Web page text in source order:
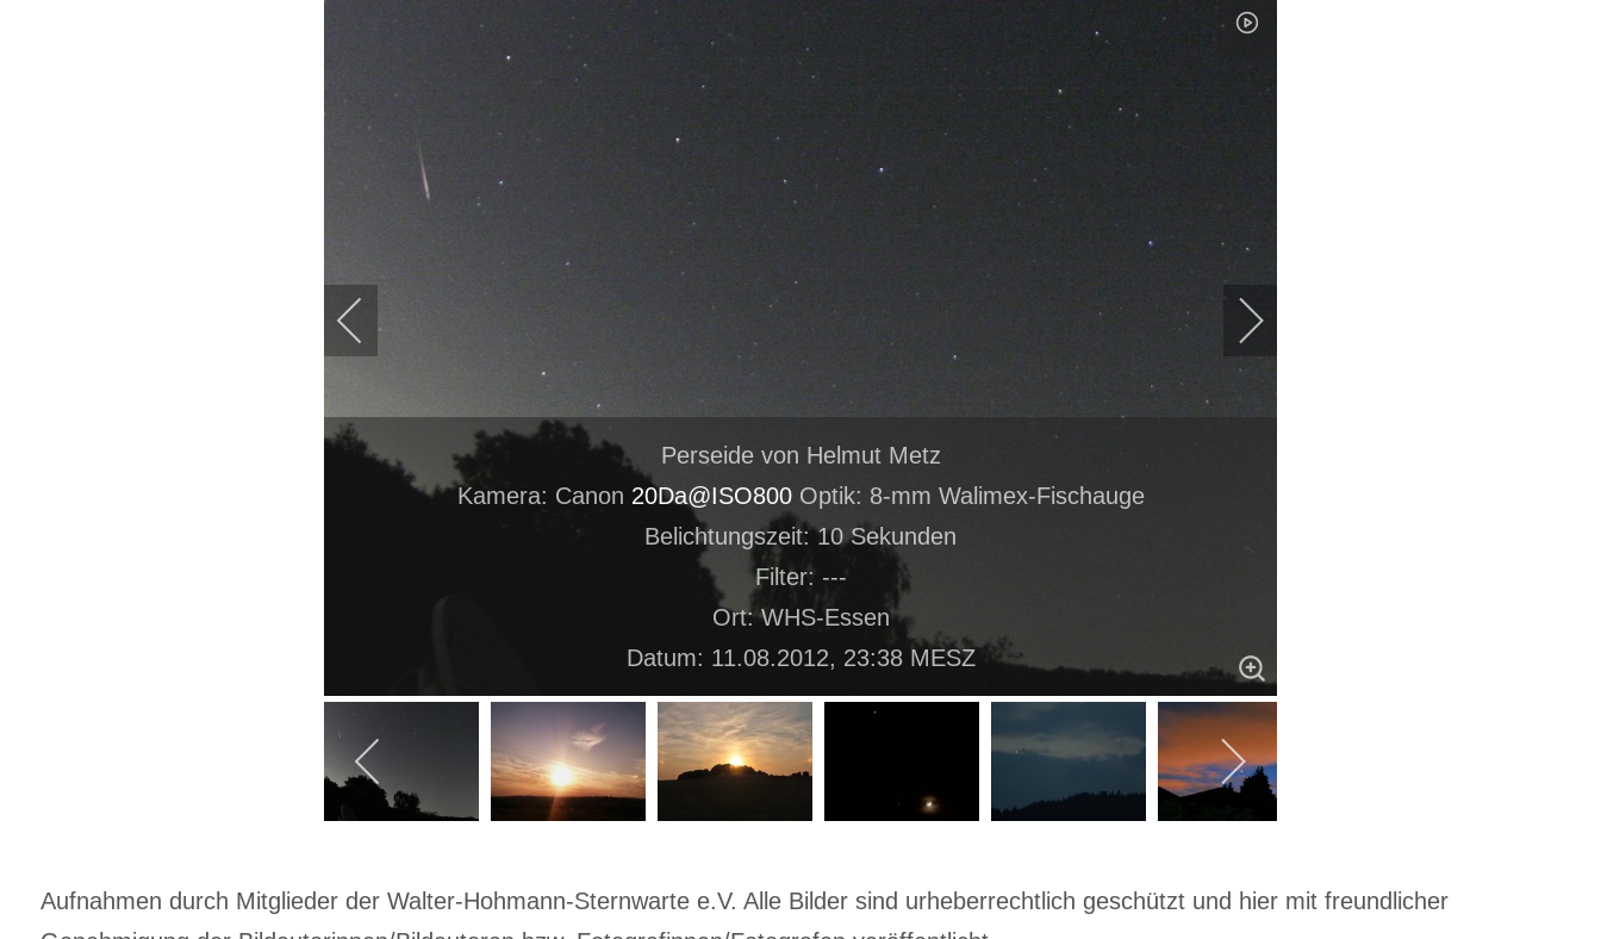
Perseide von Helmut Metz
Kamera: Canon 20Da@ISO800Optik: 8-mm Walimex-Fischauge
Belichtungszeit: 10 Sekunden
Filter: ---
Ort: WHS-Essen
Datum: 11.08.2012, 23:38 MESZ
Aufnahmen durch Mitglieder der Walter-Hohmann-Sternwarte e.V. Alle Bilder sind urheberrechtlich geschützt und hier mit freundlicher